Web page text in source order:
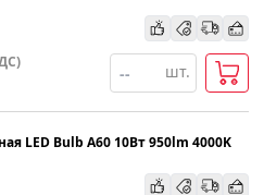
шт.
LED Bulb A60 10Вт 950lm 4000K